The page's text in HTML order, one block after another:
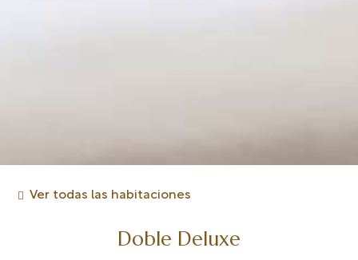
Ver todas las habitaciones
Doble Deluxe